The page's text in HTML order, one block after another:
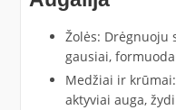
Žolės: Drėgnuoju
gausiai,
Medžiai ir
aktyviai auga,